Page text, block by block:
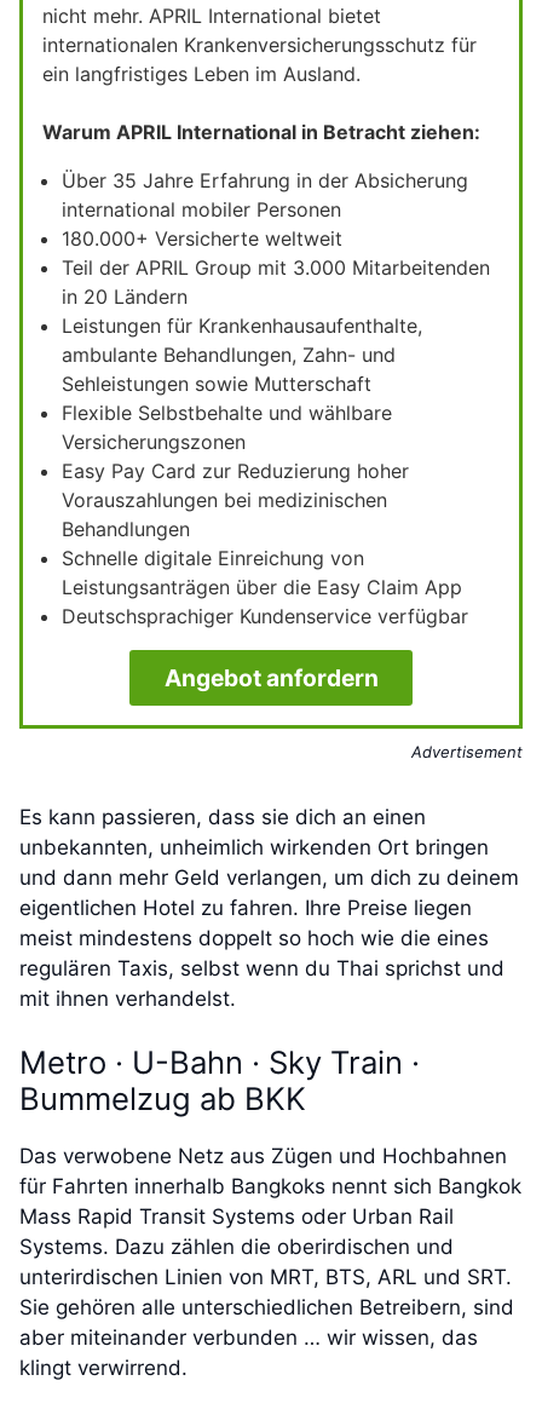
nicht mehr. APRIL International bietet
internationalen Krankenversicherungsschutz für
ein langfristiges Leben im Ausland.
Warum APRIL International in Betracht ziehen:
Über 35 Jahre Erfahrung in der Absicherung
international mobiler Personen
180.000+ Versicherte weltweit
Teil der APRIL Group mit 3.000 Mitarbeitenden
in 20 Ländern
Leistungen für Krankenhausaufenthalte,
ambulante Behandlungen, Zahn- und
Sehleistungen sowie Mutterschaft
Flexible Selbstbehalte und wählbare
Versicherungszonen
Easy Pay Card zur Reduzierung hoher
Vorauszahlungen bei medizinischen
Behandlungen
Schnelle digitale Einreichung von
Leistungsanträgen über die Easy Claim App
Deutschsprachiger Kundenservice verfügbar
Angebot anfordern
Advertisement
Es kann passieren, dass sie dich an einen
unbekannten, unheimlich wirkenden Ort bringen
und dann mehr Geld verlangen, um dich zu deinem
eigentlichen Hotel zu fahren. Ihre Preise liegen
meist mindestens doppelt so hoch wie die eines
regulären Taxis, selbst wenn du Thai sprichst und
mit ihnen verhandelst.
Metro · U-Bahn · Sky Train ·
Bummelzug ab BKK
Das verwobene Netz aus Zügen und Hochbahnen
für Fahrten innerhalb Bangkoks nennt sich Bangkok
Mass Rapid Transit Systems oder Urban Rail
Systems. Dazu zählen die oberirdischen und
unterirdischen Linien von MRT, BTS, ARL und SRT.
Sie gehören alle unterschiedlichen Betreibern, sind
aber miteinander verbunden … wir wissen, das
klingt verwirrend.